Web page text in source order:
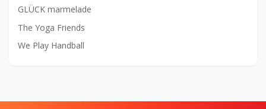
GLÜCK marmelade
The Yoga Friends
We Play Handball